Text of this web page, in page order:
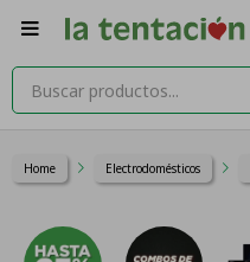

Home Electrodomésticos